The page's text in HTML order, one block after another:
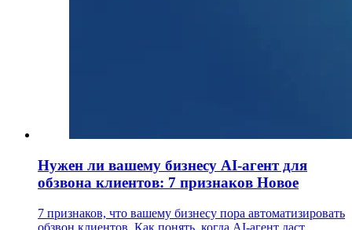
Нужен ли вашему бизнесу AI-агент для
обзвона клиентов: 7 признаков Новое
7 признаков, что вашему бизнесу пора автоматизировать
обзвон клиентов. Как понять, когда AI-агент даст